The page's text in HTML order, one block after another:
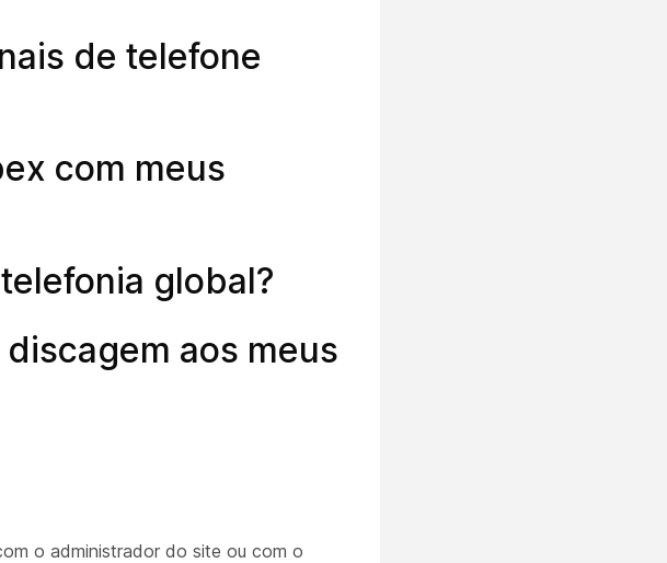
de telefone
com meus
global?
aos meus
o administrador do site ou com o